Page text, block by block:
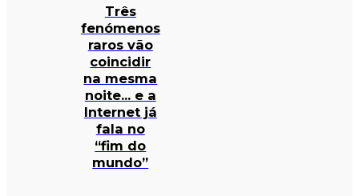
Três
fenómenos
raros vão
coincidir
na mesma
noite… e a
Internet já
fala no
“fim do
mundo”